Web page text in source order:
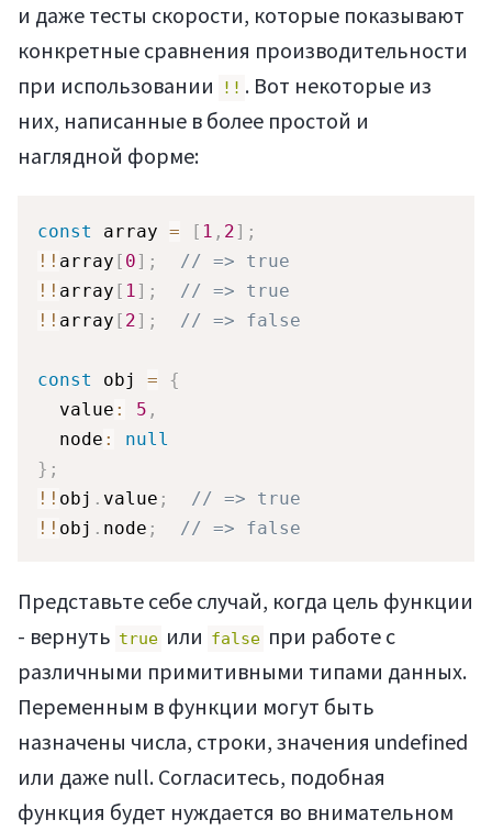
и даже тесты скорости, которые показывают
конкретные сравнения производительности
при использовании
!! . Вот некоторые из
них, написанные в более простой и
наглядной форме:
const array = [ 1 , 2] ;
! ! array [ 0] ;
// => true
! ! array [ 1] ;
// => true
! ! array [ 2] ; // => false
const obj =
{
  value
: 5 ,
  node
:
null
} ;
! ! obj . value ;
// => true
! ! obj . node ; // => false
Представьте себе случай, когда цель функции
- вернуть true или false при работе с
различными примитивными типами данных.
Переменным в функции могут быть
назначены числа, строки, значения undefined
или даже null. Согласитесь, подобная
функция будет нуждается во внимательном